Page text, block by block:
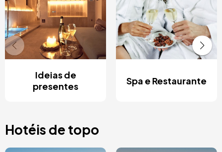
Ideias de
presentes
Spa e Restaurante
Hotéis de topo